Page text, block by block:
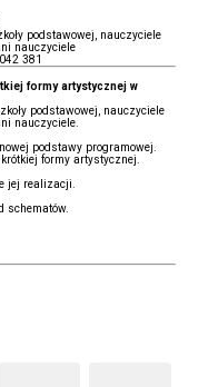
podstawowej, nauczyciele
nauczyciele
381
formy artystycznej w
podstawowej, nauczyciele
nauczyciele.
podstawy programowej.
formy artystycznej.
jej realizacji.
schematów.